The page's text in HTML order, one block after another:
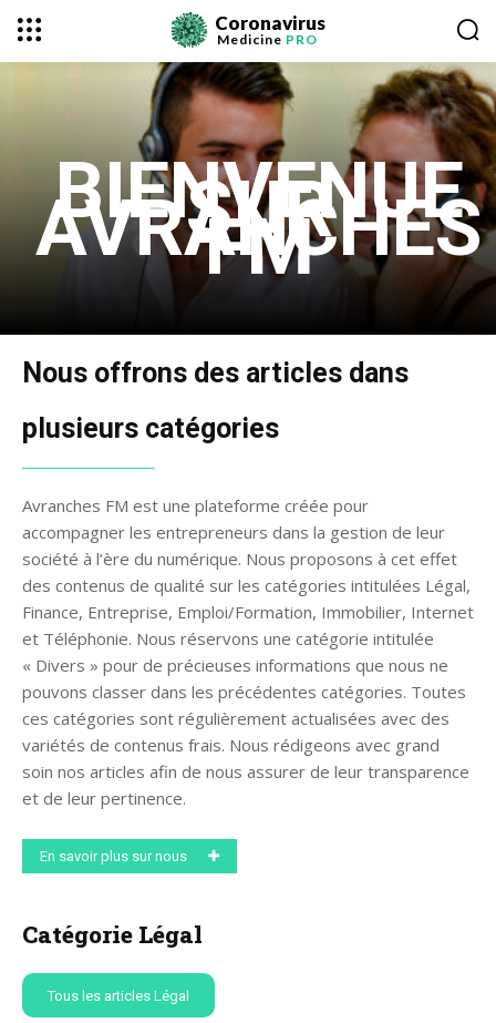
Coronavirus
Medicine PRO
BIENVENUE
SUR
AVRANCHES
FM
Nous offrons des articles dans
plusieurs catégories
Avranches FM est une plateforme créée pour
accompagner les entrepreneurs dans la gestion de leur
société à l’ère du numérique. Nous proposons à cet effet
des contenus de qualité sur les catégories intitulées Légal,
Finance, Entreprise, Emploi/Formation, Immobilier, Internet
et Téléphonie. Nous réservons une catégorie intitulée
« Divers » pour de précieuses informations que nous ne
pouvons classer dans les précédentes catégories. Toutes
ces catégories sont régulièrement actualisées avec des
variétés de contenus frais. Nous rédigeons avec grand
soin nos articles afin de nous assurer de leur transparence
et de leur pertinence.
En savoir plus sur nous
Catégorie Légal
Tous les articles Légal